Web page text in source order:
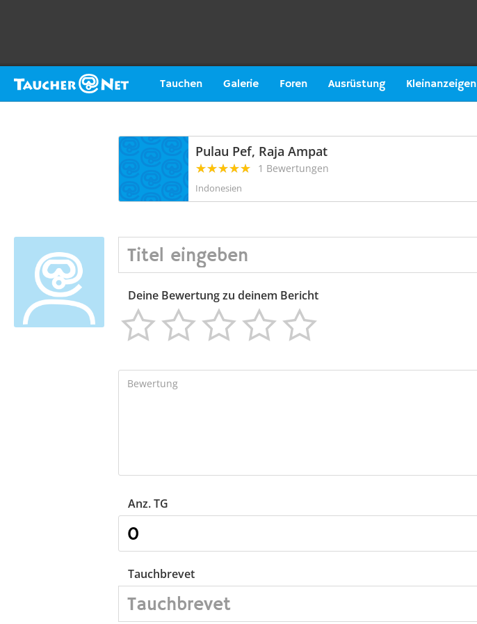
Tauchen Galerie Foren Ausrüstung Kleinanzeigen
Pulau Pef, Raja Ampat
1 Bewertungen
Indonesien
Deine Bewertung zu deinem Bericht
    
Anz. TG
Tauchbrevet